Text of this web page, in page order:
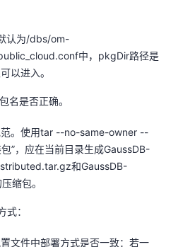
认为/dbs/om-
中， pkgDir路径是
以进入。
名是否正确。
。使用tar --no-same-owner --
包”，应在当前目录生成GaussDB-
和GaussDB-
缩包。
式：
文件中部署方式是否一致：若一